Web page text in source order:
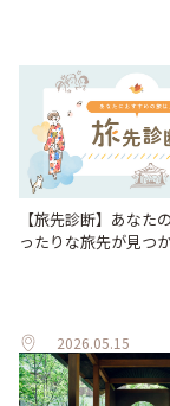
【旅先診断】あなた
ったりな旅先が見つ
2026.05.15